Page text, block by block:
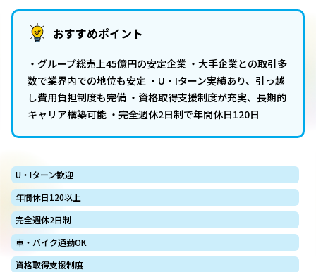
おすすめポイント
・グループ総売上45億円の安定企業 ・大手企業との取引多
数で業界内での地位も安定 ・U・Iターン実績あり、引っ越
し費用負担制度も完備 ・資格取得支援制度が充実、長期的
キャリア構築可能 ・完全週休2日制で年間休日120日
U・Iターン歓迎
年間休日120以上
完全週休2日制
車・バイク通勤OK
資格取得支援制度